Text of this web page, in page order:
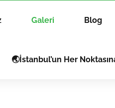
Galeri Blog
🌏İstanbul’un Her